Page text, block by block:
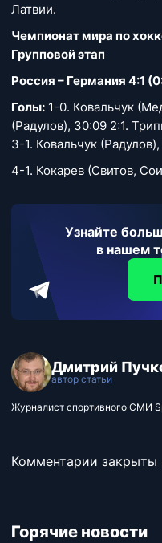
Латвии.
Чемпионат мира по
Групповой этап
Россия – Германия 4:1
Голы: 1-0. Ковальчук
(Радулов), 30:09 2:1.
3-1. Ковальчук
4-1. Кокарев (Свитов,
Узнайте
в нашем
Дмитрий
автор статьи
Журналист спортивного СМИ
Комментарии закрыты
Горячие новости